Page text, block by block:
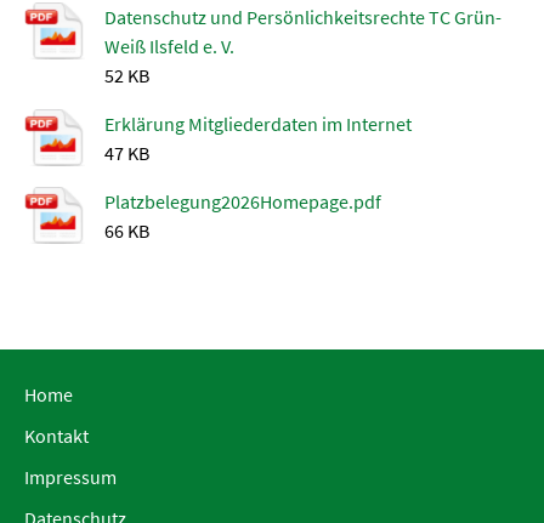
Datenschutz und Persönlichkeitsrechte TC Grün-
Weiß Ilsfeld e. V.
52 KB
Erklärung Mitgliederdaten im Internet
47 KB
Platzbelegung2026Homepage.pdf
66 KB
Home
Kontakt
Impressum
Datenschutz